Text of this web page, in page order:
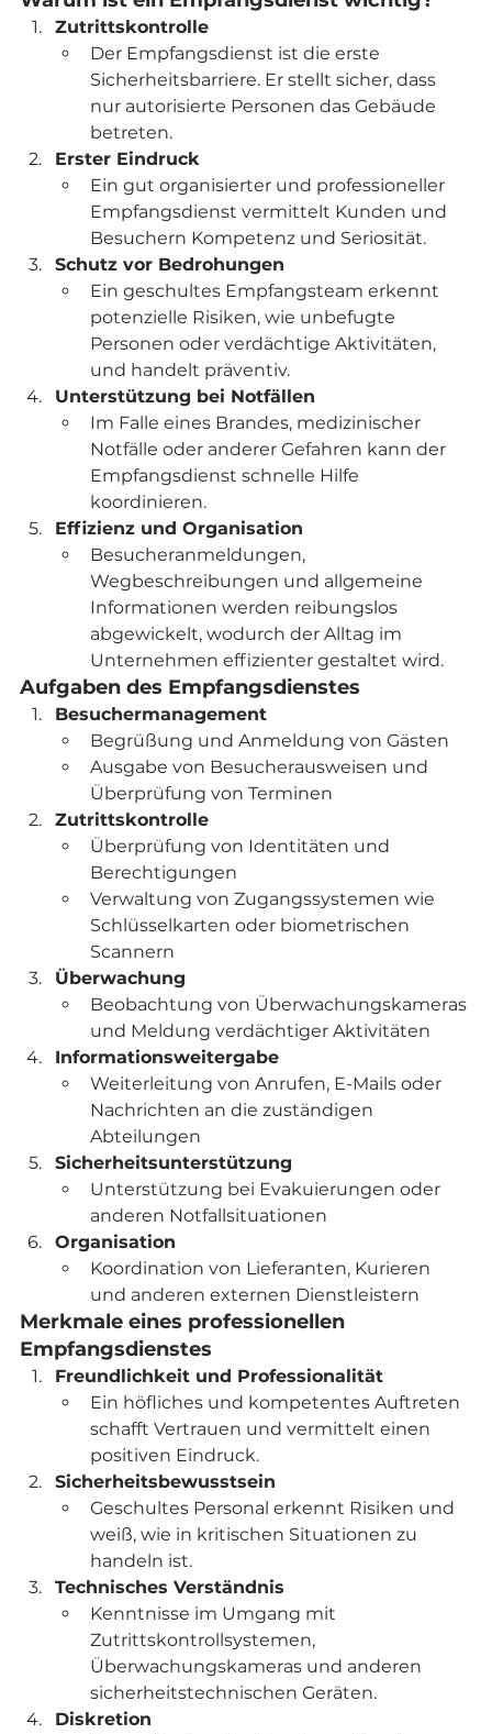
Zutrittskontrolle
Der Empfangsdienst ist die erste
Sicherheitsbarriere. Er stellt sicher, dass
nur autorisierte Personen das Gebäude
betreten.
Erster Eindruck
Ein gut organisierter und professioneller
Empfangsdienst vermittelt Kunden und
Besuchern Kompetenz und Seriosität.
Schutz vor Bedrohungen
Ein geschultes Empfangsteam erkennt
potenzielle Risiken, wie unbefugte
Personen oder verdächtige Aktivitäten,
und handelt präventiv.
Unterstützung bei Notfällen
Im Falle eines Brandes, medizinischer
Notfälle oder anderer Gefahren kann der
Empfangsdienst schnelle Hilfe
koordinieren.
Effizienz und Organisation
Besucheranmeldungen,
Wegbeschreibungen und allgemeine
Informationen werden reibungslos
abgewickelt, wodurch der Alltag im
Unternehmen effizienter gestaltet wird.
Aufgaben des Empfangsdienstes
Besuchermanagement
Begrüßung und Anmeldung von Gästen
Ausgabe von Besucherausweisen und
Überprüfung von Terminen
Zutrittskontrolle
Überprüfung von Identitäten und
Berechtigungen
Verwaltung von Zugangssystemen wie
Schlüsselkarten oder biometrischen
Scannern
Überwachung
Beobachtung von Überwachungskameras
und Meldung verdächtiger Aktivitäten
Informationsweitergabe
Weiterleitung von Anrufen, E-Mails oder
Nachrichten an die zuständigen
Abteilungen
Sicherheitsunterstützung
Unterstützung bei Evakuierungen oder
anderen Notfallsituationen
Organisation
Koordination von Lieferanten, Kurieren
und anderen externen Dienstleistern
Merkmale eines professionellen
Empfangsdienstes
Freundlichkeit und Professionalität
Ein höfliches und kompetentes Auftreten
schafft Vertrauen und vermittelt einen
positiven Eindruck.
Sicherheitsbewusstsein
Geschultes Personal erkennt Risiken und
weiß, wie in kritischen Situationen zu
handeln ist.
Technisches Verständnis
Kenntnisse im Umgang mit
Zutrittskontrollsystemen,
Überwachungskameras und anderen
sicherheitstechnischen Geräten.
Diskretion